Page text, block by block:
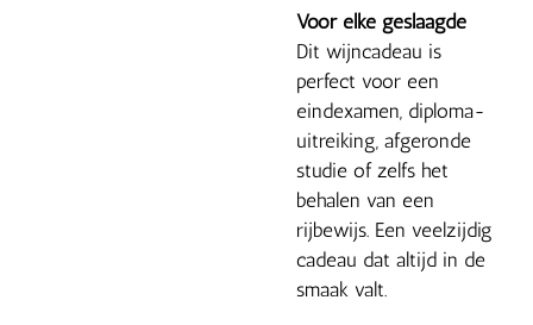
Voor elke geslaagde
Dit wijncadeau is
perfect voor een
eindexamen, diploma-
uitreiking, afgeronde
studie of zelfs het
behalen van een
rijbewijs. Een veelzijdig
cadeau dat altijd in de
smaak valt.